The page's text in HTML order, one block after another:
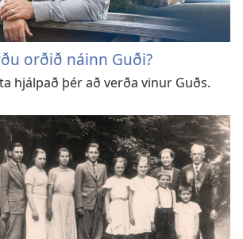
orðið náinn Guði?
hjálpað þér að verða vinur Guðs.